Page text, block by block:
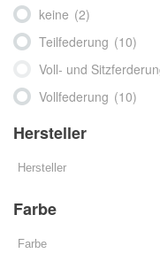
keine (2)
Teilfederung (10)
Voll- und
Vollfederung (10)
Hersteller
Farbe